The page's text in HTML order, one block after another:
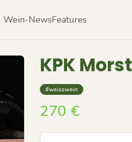
Wein-NewsFeatures
KPK
#weisswein
270 €